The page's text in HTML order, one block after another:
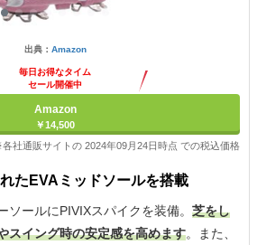
出典： Amazon
毎日お得なタイム
セール開催中
Amazon
￥14,500
社通販サイトの 2024年09月24日時点 での税込価格
たEVAミッドソールを搭載
ソールにPIVIXスパイクを装備。 芝をし
スイング時の安定感を高めます。また、